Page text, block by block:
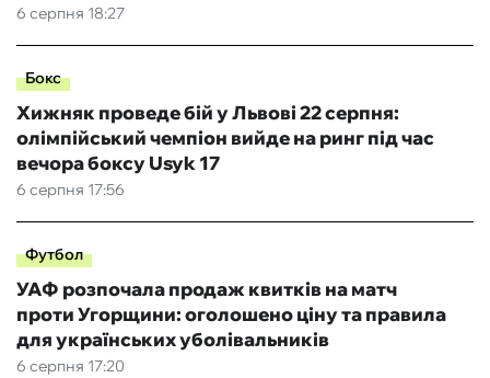
6 серпня 18:27
Бокс
6 серпня 17:56
Хижняк проведе бій у Львові 22 серпня:
олімпійський чемпіон вийде на ринг під час
вечора боксу Usyk 17
Футбол
6 серпня 17:20
УАФ розпочала продаж квитків на матч
проти Угорщини: оголошено ціну та правила
для українських уболівальників